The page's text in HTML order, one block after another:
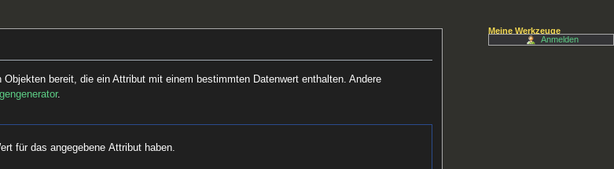
Objekten bereit, die ein Attribut mit einem bestimmten Datenwert enthalten. Andere
.
für das angegebene Attribut haben.
Meine Werkzeuge
Anmelden